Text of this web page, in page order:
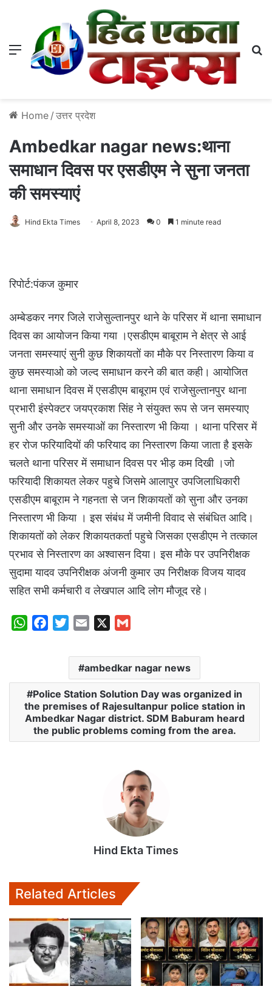
Menu
Home / उत्तर प्रदेश
Ambedkar nagar news:थाना
समाधान दिवस पर एसडीएम ने सुना जनता
की समस्याएं
Hind Ekta Times April 8, 2023 0 1 minute read
रिपोर्ट:पंकज कुमार
अम्बेडकर नगर जिले राजेसुल्तानपुर थाने के परिसर में थाना समाधान
दिवस का आयोजन किया गया ।एसडीएम बाबूराम ने क्षेत्र से आई
जनता समस्याएं सुनी कुछ शिकायतों का मौके पर निस्तारण किया व
कुछ समस्याओ को जल्द समाधान करने की बात कही। आयोजित
थाना समाधान दिवस में एसडीएम बाबूराम एवं राजेसुल्तानपुर थाना
प्रभारी इंस्पेक्टर जयप्रकाश सिंह ने संयुक्त रूप से जन समस्याए
सुनी और उनके समस्याओं का निस्तारण भी किया । थाना परिसर में
हर रोज फरियादियों की फरियाद का निस्तारण किया जाता है इसके
चलते थाना परिसर में समाधान दिवस पर भीड़ कम दिखी ।जो
फरियादी शिकायत लेकर पहुचे जिसमे आलापुर उपजिलाधिकारी
एसडीएम बाबूराम ने गहनता से जन शिकायतों को सुना और उनका
निस्तारण भी किया । इस संबंध में जमीनी विवाद से संबंधित आदि।
शिकायतों को लेकर शिकायतकर्ता पहुचे जिसका एसडीएम ने तत्काल
प्रभाव से निस्तारण का अश्वासन दिया। इस मौके पर उपनिरीक्षक
सुदामा यादव उपनिरीक्षक अंजनी कुमार उप निरीक्षक विजय यादव
सहित सभी कर्मचारी व लेखपाल आदि लोग मौजूद रहे।
W
s
A
p
b
o
o
k
i
t
e
r
a
i
l
a
i
l
ambedkar nagar news
Police Station Solution Day was organized in
the premises of Rajesultanpur police station in
Ambedkar Nagar district. SDM Baburam heard
the public problems coming from the area.
Hind Ekta Times
Related Articles